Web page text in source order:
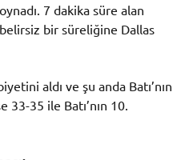
7 dakika süre alan
bir süreliğine Dallas
aldı ve şu anda Batı’nın
33-35 ile Batı’nın 10.